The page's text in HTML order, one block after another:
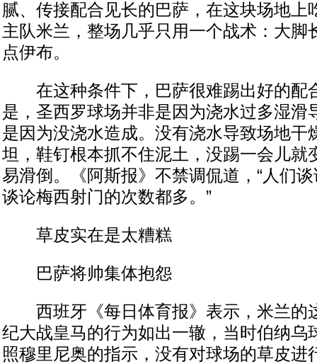
腻、传接配合见长的巴萨，在这块场地上
主队米兰，整场几乎只用一个战术：大脚
点伊布。
在这种条件下，巴萨很难踢出好的配
是，圣西罗球场并非是因为浇水过多湿滑
是因为没浇水造成。没有浇水导致场地干
坦，鞋钉根本抓不住泥土，没踢一会儿就
易滑倒。《阿斯报》不禁调侃道，“人们
谈论梅西射门的次数都多。”
草皮实在是太糟糕
巴萨将帅集体抱怨
西班牙《每日体育报》表示，米兰的
纪大战皇马的行为如出一辙，当时伯纳乌
照穆里尼奥的指示，没有对球场的草皮进